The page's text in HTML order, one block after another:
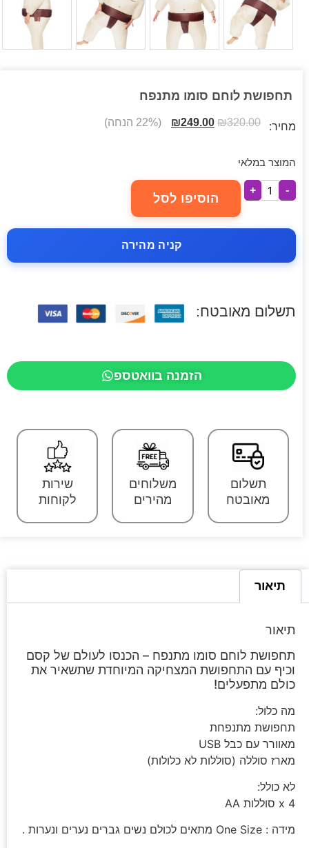
תחפושת לוחם סומו מתנפח
מחיר: ₪320.00
₪249.00 (22% הנחה)
המוצר במלאי
-
+
הוסיפו לסל
קניה מהירה
תשלום מאובטח:
הזמנה בוואטספ
תשלום
מאובטח
משלוחים
מהירים
שירות
לקוחות
תיאור
תיאור
תחפושת לוחם סומו מתנפח – הכנסו לעולם של קסם
וכיף עם התחפושת המצחיקה המיוחדת שתשאיר את
כולם מתפעלים!
מה כלול:
תחפושת מתנפחת
מאוורר עם כבל USB
מארז סוללה (סוללות לא כלולות)
לא כולל:
4 x סוללות AA
מידה : One Size מתאים לכולם נשים גברים נערים ונערות .